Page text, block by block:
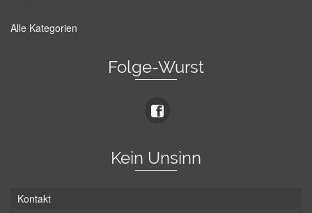
Alle Kategorien
Folge-Wurst
Kein Unsinn
Kontakt